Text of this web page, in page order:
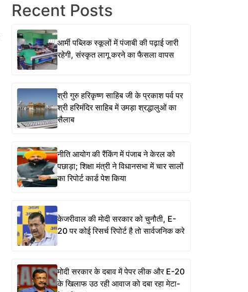
Recent Posts
आर्मी पब्लिक स्कूलों में पंजाबी की पढ़ाई जारी
रहेगी, संस्कृत लागू करने का फैसला वापस
श्री गुरु हरिकृष्ण साहिब जी के प्रकाश पर्व पर
श्री हरिमंदिर साहिब में उमड़ा श्रद्धालुओं का
सैलाब
नीति आयोग की रैंकिंग में पंजाब ने केरल को
पछाड़ा; शिक्षा मंत्री ने विधानसभा में चार सालों
का रिपोर्ट कार्ड पेश किया
केजरीवाल की मोदी सरकार को चुनौती, E-
20 पर कोई रिसर्च रिपोर्ट है तो सार्वजनिक करे
मोदी सरकार के दबाव में पेपर लीक और E-20
के खिलाफ उठ रही आवाज को दबा रहा मेटा-